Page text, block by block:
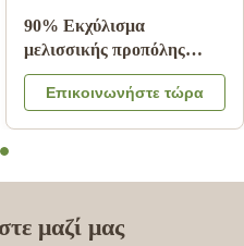
90% Εκχύλισμα
μελισσικής προπόλης
Block Bee Products For
Health Care from Bee star
Επικοινωνήστε τώρα
μαζί μας